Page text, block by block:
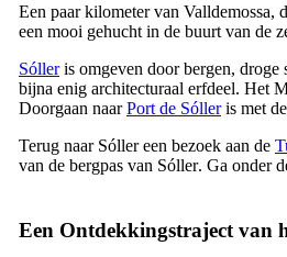
Een paar kilometer van Valldemossa,
een mooi gehucht in de buurt van de
Sólleris omgeven door bergen, droge
bijna enig architecturaal erfdeel. Het
Doorgaan naarPort de Sólleris met
Terug naar Sóllereen bezoek aan de
van de bergpas van Sóller. Ga onder
Een Ontdekkingstraject van